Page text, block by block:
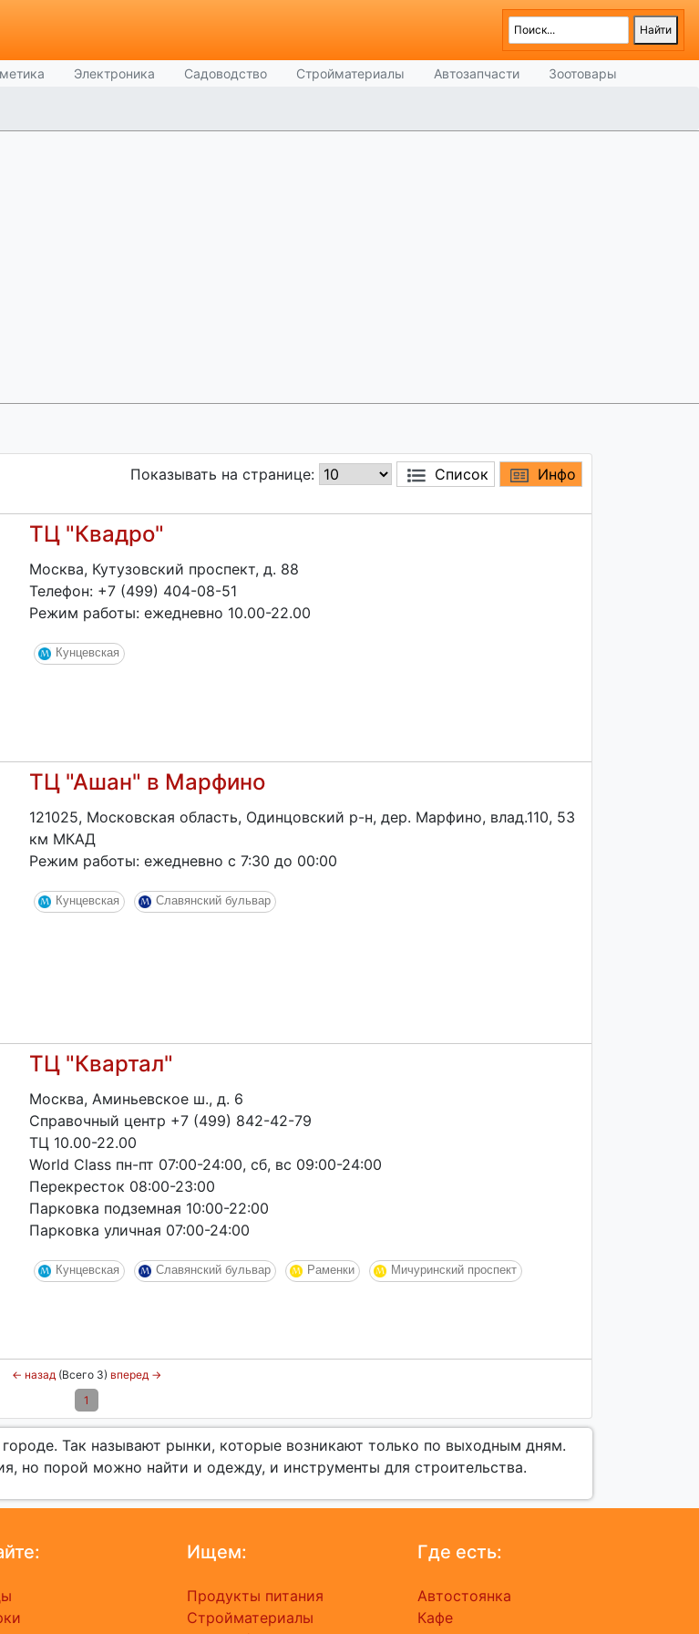
Электроника Садоводство Стройматериалы Автозапчасти Зоотовары
Показывать на странице: Список Инфо
ТЦ "Квадро"
Москва, Кутузовский проспект, д. 88
Телефон: +7 (499) 404-08-51
Режим работы: ежедневно 10.00-22.00
Кунцевская
ТЦ "Ашан" в Марфино
121025, Московская область, Одинцовский р-н, дер. Марфино, влад.110, 53
км МКАД
Режим работы: ежедневно с 7:30 до 00:00
Кунцевская Славянский бульвар
ТЦ "Квартал"
Москва, Аминьевское ш., д. 6
Справочный центр +7 (499) 842-42-79
ТЦ 10.00-22.00
World Class пн-пт 07:00-24:00, сб, вс 09:00-24:00
Перекресток 08:00-23:00
Парковка подземная 10:00-22:00
Парковка уличная 07:00-24:00
Кунцевская Славянский бульвар Раменки Мичуринский проспект
← назад (Всего 3) вперед →
1
городе. Так называют рынки, которые возникают только по выходным дням.
но порой можно найти и одежду, и инструменты для строительства.
Ищем:
Продукты питания
Стройматериалы
Где есть:
Автостоянка
Кафе